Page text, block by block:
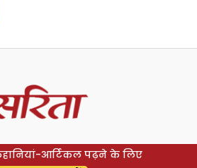
आर्टिकल पढ़ने के लिए